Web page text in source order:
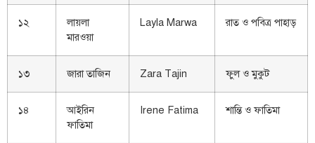
১২
লায়লা
মারওয়া
Layla Marwa রাত ও পবিত্র পাহাড়
১৩ জারা তাজিন Zara Tajin ফুল ও মুকুট
১৪
আইরিন
ফাতিমা
Irene Fatima শান্তি ও ফাতিমা